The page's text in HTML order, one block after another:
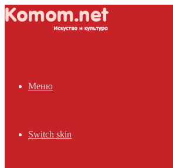
Меню
Switch skin